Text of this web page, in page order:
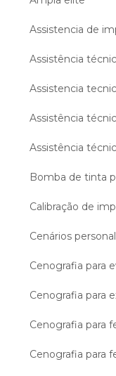
Assistencia de
Assistência
Assistencia
Assistência
Assistência
Bomba de tinta
Calibração de
Cenários
Cenografia para
Cenografia para
Cenografia para
Cenografia para